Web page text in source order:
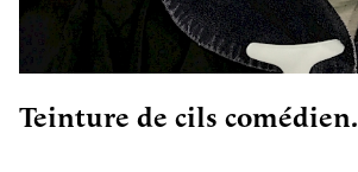
Teinture de cils comédien.